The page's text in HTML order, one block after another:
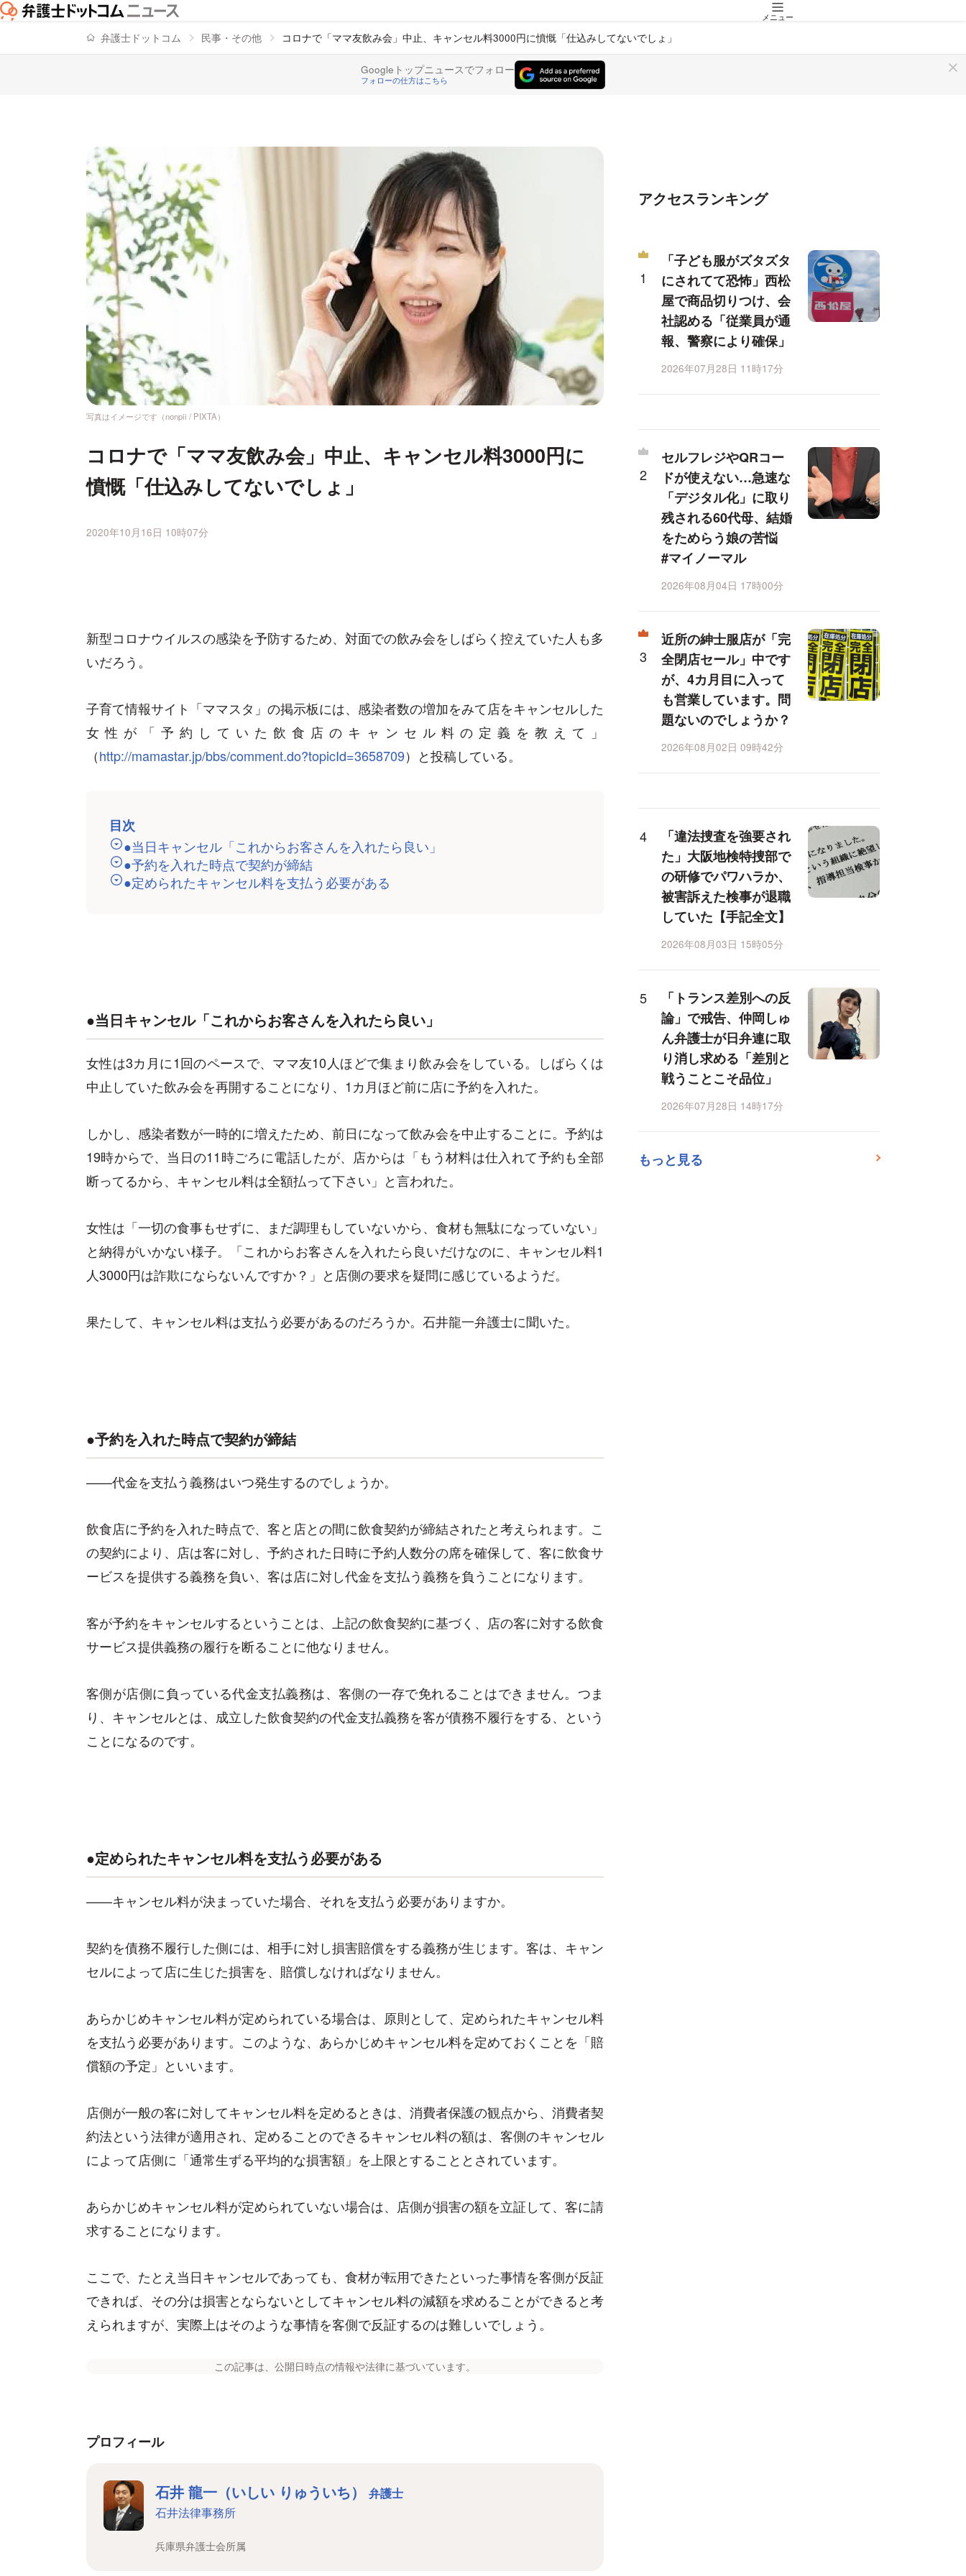
メニュー
弁護士ドットコム 民事・その他 コロナで「ママ友飲み会」中止、キャンセル料3000円に憤慨「仕込みしてないでしょ」
Googleトップニュースでフォロー
フォローの仕方はこちら
写真はイメージです（nonpii / PIXTA）
コロナで「ママ友飲み会」中止、キャンセル料3000円に
憤慨「仕込みしてないでしょ」
2020年10月16日 10時07分
新型コロナウイルスの感染を予防するため、対面での飲み会をしばらく控えていた人も多
いだろう。
子育て情報サイト「ママスタ」の掲示板には、感染者数の増加をみて店をキャンセルした
女性が「予約していた飲食店のキャンセル料の定義を教えて」
（http://mamastar.jp/bbs/comment.do?topicId=3658709）と投稿している。
目次
●当日キャンセル「これからお客さんを入れたら良い」
●予約を入れた時点で契約が締結
●定められたキャンセル料を支払う必要がある
●当日キャンセル「これからお客さんを入れたら良い」
女性は3カ月に1回のペースで、ママ友10人ほどで集まり飲み会をしている。しばらくは
中止していた飲み会を再開することになり、1カ月ほど前に店に予約を入れた。
しかし、感染者数が一時的に増えたため、前日になって飲み会を中止することに。予約は
19時からで、当日の11時ごろに電話したが、店からは「もう材料は仕入れて予約も全部
断ってるから、キャンセル料は全額払って下さい」と言われた。
女性は「一切の食事もせずに、まだ調理もしていないから、食材も無駄になっていない」
と納得がいかない様子。「これからお客さんを入れたら良いだけなのに、キャンセル料1
人3000円は詐欺にならないんですか？」と店側の要求を疑問に感じているようだ。
果たして、キャンセル料は支払う必要があるのだろうか。石井龍一弁護士に聞いた。
●予約を入れた時点で契約が締結
——代金を支払う義務はいつ発生するのでしょうか。
飲食店に予約を入れた時点で、客と店との間に飲食契約が締結されたと考えられます。こ
の契約により、店は客に対し、予約された日時に予約人数分の席を確保して、客に飲食サ
ービスを提供する義務を負い、客は店に対し代金を支払う義務を負うことになります。
客が予約をキャンセルするということは、上記の飲食契約に基づく、店の客に対する飲食
サービス提供義務の履行を断ることに他なりません。
客側が店側に負っている代金支払義務は、客側の一存で免れることはできません。つま
り、キャンセルとは、成立した飲食契約の代金支払義務を客が債務不履行をする、という
ことになるのです。
●定められたキャンセル料を支払う必要がある
——キャンセル料が決まっていた場合、それを支払う必要がありますか。
契約を債務不履行した側には、相手に対し損害賠償をする義務が生じます。客は、キャン
セルによって店に生じた損害を、賠償しなければなりません。
あらかじめキャンセル料が定められている場合は、原則として、定められたキャンセル料
を支払う必要があります。このような、あらかじめキャンセル料を定めておくことを「賠
償額の予定」といいます。
店側が一般の客に対してキャンセル料を定めるときは、消費者保護の観点から、消費者契
約法という法律が適用され、定めることのできるキャンセル料の額は、客側のキャンセル
によって店側に「通常生ずる平均的な損害額」を上限とすることとされています。
あらかじめキャンセル料が定められていない場合は、店側が損害の額を立証して、客に請
求することになります。
ここで、たとえ当日キャンセルであっても、食材が転用できたといった事情を客側が反証
できれば、その分は損害とならないとしてキャンセル料の減額を求めることができると考
えられますが、実際上はそのような事情を客側で反証するのは難しいでしょう。
この記事は、公開日時点の情報や法律に基づいています。
プロフィール
石井 龍一（いしい りゅういち） 弁護士
石井法律事務所
兵庫県弁護士会所属
アクセスランキング
「子ども服がズタズタ
にされてて恐怖」西松
屋で商品切りつけ、会
社認める「従業員が通
報、警察により確保」
2026年07月28日 11時17分
セルフレジやQRコー
ドが使えない…急速な
「デジタル化」に取り
残される60代母、結婚
をためらう娘の苦悩
#マイノーマル
2026年08月04日 17時00分
近所の紳士服店が「完
全閉店セール」中です
が、4カ月目に入って
も営業しています。問
題ないのでしょうか？
2026年08月02日 09時42分
「違法捜査を強要され
た」大阪地検特捜部で
の研修でパワハラか、
被害訴えた検事が退職
していた【手記全文】
2026年08月03日 15時05分
「トランス差別への反
論」で戒告、仲岡しゅ
ん弁護士が日弁連に取
り消し求める「差別と
戦うことこそ品位」
2026年07月28日 14時17分
もっと見る